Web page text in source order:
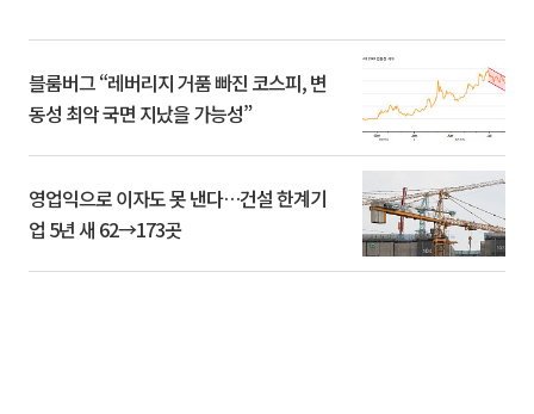
블룸버그 “레버리지 거품 빠진 코스피, 변
동성 최악 국면 지났을 가능성”
영업익으로 이자도 못 낸다…건설 한계기
업 5년 새 62→173곳